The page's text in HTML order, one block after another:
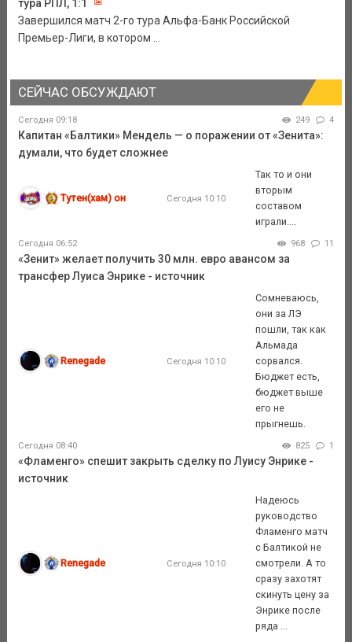
тура РПЛ, 1:1
Завершился матч 2-го тура Альфа-Банк Российской
Премьер-Лиги, в котором ...
СЕЙЧАС ОБСУЖДАЮТ
Сегодня 09:18 249 4
Капитан «Балтики» Мендель — о поражении от «Зенита»:
думали, что будет сложнее
Тутен(хам) он Сегодня 10:10
Так то и они
вторым
составом
играли....
Сегодня 06:52 968 11
«Зенит» желает получить 30 млн. евро авансом за
трансфер Луиса Энрике - источник
Renegade Сегодня 10:10
Сомневаюсь,
они за ЛЭ
пошли, так как
Альмада
сорвался.
Бюджет есть,
бюджет выше
его не
прыгнешь.
Сегодня 08:40 825 1
«Фламенго» спешит закрыть сделку по Луису Энрике -
источник
Renegade Сегодня 10:10
Надеюсь
руководство
Фламенго матч
с Балтикой не
смотрели. А то
сразу захотят
скинуть цену за
Энрике после
ряда ...